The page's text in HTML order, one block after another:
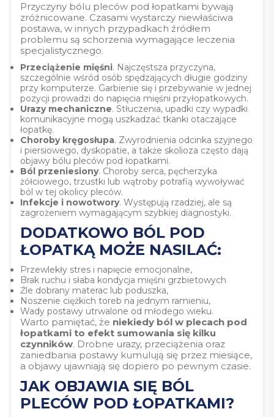
Przyczyny bólu pleców pod łopatkami bywają
zróżnicowane. Czasami wystarczy niewłaściwa
postawa, w innych przypadkach źródłem
problemu są schorzenia wymagające leczenia
specjalistycznego.
Przeciążenie mięśni. Najczęstsza przyczyna,
szczególnie wśród osób spędzających długie godziny
przy komputerze. Garbienie się i przebywanie w jednej
pozycji prowadzi do napięcia mięśni przyłopatkowych.
Urazy mechaniczne. Stłuczenia, upadki czy wypadki
komunikacyjne mogą uszkadzać tkanki otaczające
łopatkę.
Choroby kręgosłupa. Zwyrodnienia odcinka szyjnego
i piersiowego, dyskopatie, a także skolioza często dają
objawy bólu pleców pod łopatkami.
Ból przeniesiony. Choroby serca, pęcherzyka
żółciowego, trzustki lub wątroby potrafią wywoływać
ból w tej okolicy pleców.
Infekcje i nowotwory. Występują rzadziej, ale są
zagrożeniem wymagającym szybkiej diagnostyki.
DODATKOWO BÓL POD
ŁOPATKĄ MOŻE NASILAĆ:
Przewlekły stres i napięcie emocjonalne,
Brak ruchu i słaba kondycja mięśni grzbietowych
Źle dobrany materac lub poduszka,
Noszenie ciężkich toreb na jednym ramieniu,
Wady postawy utrwalone od młodego wieku.
Warto pamiętać, że niekiedy ból w plecach pod
łopatkami to efekt sumowania się kilku
czynników. Drobne urazy, przeciążenia oraz
zaniedbania postawy kumulują się przez miesiące,
a objawy ujawniają się dopiero po pewnym czasie.
JAK OBJAWIA SIĘ BÓL
PLECÓW POD ŁOPATKAMI?